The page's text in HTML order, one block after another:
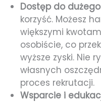
Dostęp do
korzyść. Możesz
większymi
osobiście, co
wyższe zyski. Nie
własnych
proces rekrutacji.
Wsparcie i